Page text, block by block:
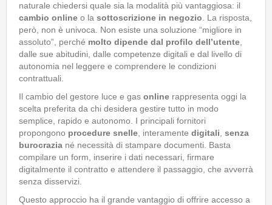
naturale chiedersi quale sia la modalità più vantaggiosa: il
cambio online o la sottoscrizione in negozio . La risposta,
però, non è univoca. Non esiste una soluzione “migliore in
assoluto”, perché molto dipende dal profilo dell’utente
dalle sue abitudini, dalle competenze digitali e dal livello di
autonomia nel leggere e comprendere le condizioni
contrattuali.
Il cambio del gestore luce e gas online rappresenta oggi la
scelta preferita da chi desidera gestire tutto in modo
semplice, rapido e autonomo. I principali fornitori
propongono procedure snelle , interamente digitali senza
burocrazia né necessità di stampare documenti. Basta
compilare un form, inserire i dati necessari, firmare
digitalmente il contratto e attendere il passaggio, che avverrà
senza disservizi.
Questo approccio ha il grande vantaggio di offrire accesso a